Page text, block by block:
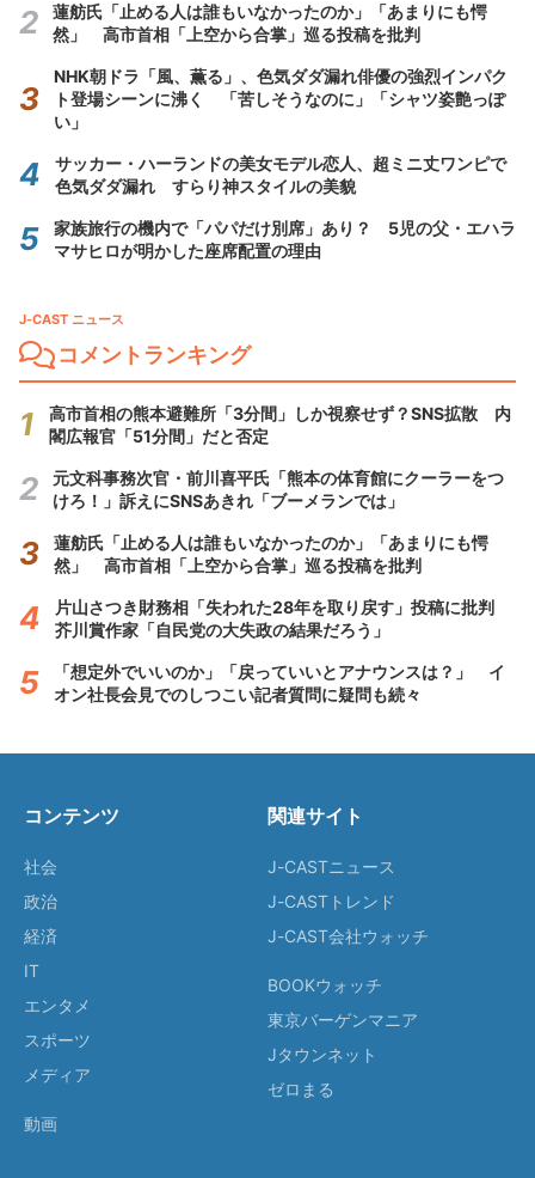
蓮舫氏「止める人は誰もいなかったのか」「あまりにも愕
然」 高市首相「上空から合掌」巡る投稿を批判
NHK朝ドラ「風、薫る」、色気ダダ漏れ俳優の強烈インパク
ト登場シーンに沸く 「苦しそうなのに」「シャツ姿艶っぽ
い」
サッカー・ハーランドの美女モデル恋人、超ミニ丈ワンピで
色気ダダ漏れ すらり神スタイルの美貌
家族旅行の機内で「パパだけ別席」あり？ 5児の父・エハラ
マサヒロが明かした座席配置の理由
J-CAST ニュース
コメントランキング
高市首相の熊本避難所「3分間」しか視察せず？SNS拡散 内
閣広報官「51分間」だと否定
元文科事務次官・前川喜平氏「熊本の体育館にクーラーをつ
けろ！」訴えにSNSあきれ「ブーメランでは」
蓮舫氏「止める人は誰もいなかったのか」「あまりにも愕
然」 高市首相「上空から合掌」巡る投稿を批判
片山さつき財務相「失われた28年を取り戻す」投稿に批判
芥川賞作家「自民党の大失政の結果だろう」
「想定外でいいのか」「戻っていいとアナウンスは？」 イ
オン社長会見でのしつこい記者質問に疑問も続々
コンテンツ
社会
政治
経済
IT
エンタメ
スポーツ
メディア
動画
関連サイト
J-CASTニュース
J-CASTトレンド
J-CAST会社ウォッチ
BOOKウォッチ
東京バーゲンマニア
Jタウンネット
ゼロまる